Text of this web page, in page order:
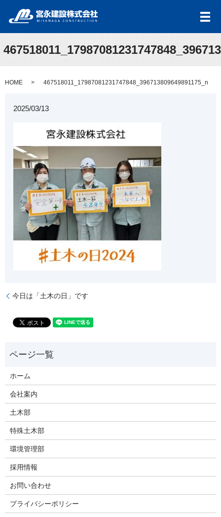
メ
HOME 467518011_17987081231747848_396713809649891175_n
2025/03/13
今日は「土木の日」です
ホーム
会社案内
土木部
特殊土木部
環境管理部
採用情報
お問い合わせ
プライバシーポリシー